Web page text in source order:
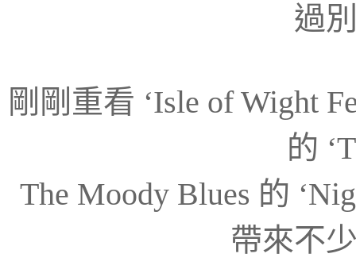
過
剛剛重看 ‘Isle of Wight
的
The Moody Blues 的
帶來不